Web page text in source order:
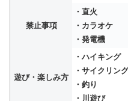
禁止事項
・直火
・カラオケ
・発電機
遊び・楽しみ方
・ハイキング
・サイクリング
・釣り
・川遊び